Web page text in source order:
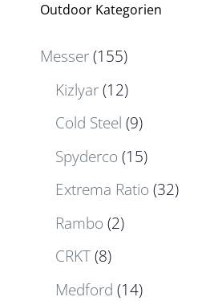
Outdoor Kategorien
Messer(155)
Kizlyar(12)
Cold Steel (9)
Spyderco (15)
Extrema Ratio (32)
Rambo (2)
CRKT(8)
Medford (14)